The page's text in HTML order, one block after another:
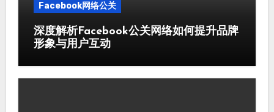
Facebook网络公关
深度解析Facebook公关网络如何提升品牌
形象与用户互动